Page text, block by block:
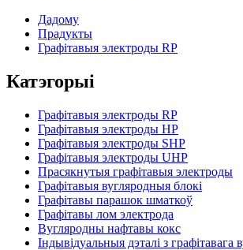
Дадому
Прадукты
Графітавыя электроды RP
Катэгорыі
Графітавыя электроды RP
Графітавыя электроды HP
Графітавыя электроды SHP
Графітавыя электроды UHP
Прасякнутыя графітавыя электроды
Графітавыя вугляродныя блокі
Графітавы парашок шматкоў
Графітавы лом электрода
Вугляродны нафтавы кокс
Індывідуальныя дэталі з графітавага